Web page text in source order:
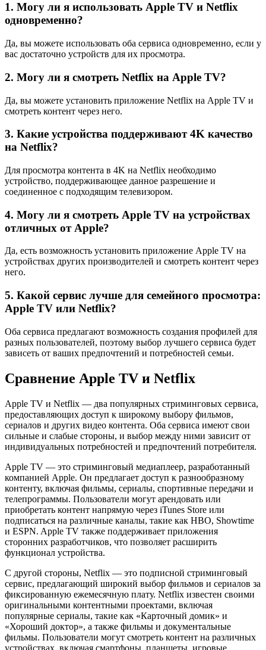
1. Могу ли я использовать Apple TV и Netflix
одновременно?
Да, вы можете использовать оба сервиса одновременно, если у
вас достаточно устройств для их просмотра.
2. Могу ли я смотреть Netflix на Apple TV?
Да, вы можете установить приложение Netflix на Apple TV и
смотреть контент через него.
3. Какие устройства поддерживают 4K качество
на Netflix?
Для просмотра контента в 4K на Netflix необходимо
устройство, поддерживающее данное разрешение и
соединенное с подходящим телевизором.
4. Могу ли я смотреть Apple TV на устройствах
отличных от Apple?
Да, есть возможность установить приложение Apple TV на
устройствах других производителей и смотреть контент через
него.
5. Какой сервис лучше для семейного просмотра:
Apple TV или Netflix?
Оба сервиса предлагают возможность создания профилей для
разных пользователей, поэтому выбор лучшего сервиса будет
зависеть от ваших предпочтений и потребностей семьи.
Сравнение Apple TV и Netflix
Apple TV и Netflix — два популярных стриминговых сервиса,
предоставляющих доступ к широкому выбору фильмов,
сериалов и других видео контента. Оба сервиса имеют свои
сильные и слабые стороны, и выбор между ними зависит от
индивидуальных потребностей и предпочтений потребителя.
Apple TV — это стриминговый медиаплеер, разработанный
компанией Apple. Он предлагает доступ к разнообразному
контенту, включая фильмы, сериалы, спортивные передачи и
телепрограммы. Пользователи могут арендовать или
приобретать контент напрямую через iTunes Store или
подписаться на различные каналы, такие как HBO, Showtime
и ESPN. Apple TV также поддерживает приложения
сторонних разработчиков, что позволяет расширить
функционал устройства.
С другой стороны, Netflix — это подписной стриминговый
сервис, предлагающий широкий выбор фильмов и сериалов за
фиксированную ежемесячную плату. Netflix известен своими
оригинальными контентными проектами, включая
популярные сериалы, такие как «Карточный домик» и
«Хороший доктор», а также фильмы и документальные
фильмы. Пользователи могут смотреть контент на различных
устройствах, включая смартфоны, планшеты, игровые